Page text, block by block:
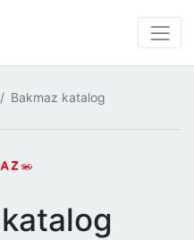
Bakmaz katalog